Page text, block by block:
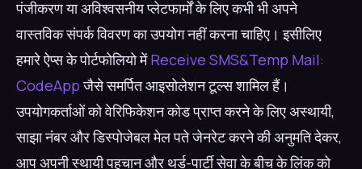
पंजीकरण या अविश्वसनीय प्लेटफार्मों के लिए कभी भी अपने
वास्तविक संपर्क विवरण का उपयोग नहीं करना चाहिए। इसीलिए
हमारे ऐप्स के पोर्टफोलियो मेंReceive SMS&Temp Mail:
CodeAppजैसे समर्पित आइसोलेशन टूल्स शामिल हैं।
उपयोगकर्ताओं को वेरिफिकेशन कोड प्राप्त करने के लिए अस्थायी,
साझा नंबर और डिस्पोजेबल मेल पते जेनरेट करने की अनुमति देकर,
आप अपनी स्थायी पहचान और थर्ड-पार्टी सेवा के बीच के लिंक को